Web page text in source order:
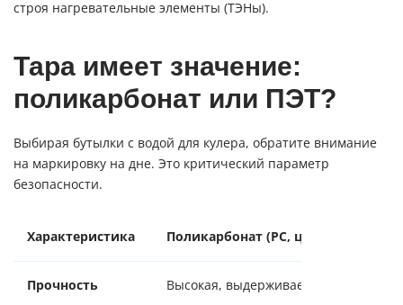
строя нагревательные элементы (ТЭНы).
Тара имеет значение:
поликарбонат или ПЭТ?
Выбирая бутылки с водой для кулера, обратите внимание
на маркировку на дне. Это критический параметр
безопасности.
Характеристика Поликарбонат (PC, цифра 7 в
Прочность Высокая, выдерживает до 50 - 60